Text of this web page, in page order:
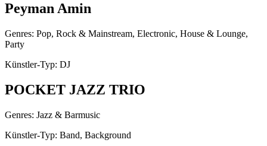
Peyman Amin
Genres: Pop, Rock & Mainstream, Electronic, House & Lounge,
Party
Künstler-Typ: DJ
POCKET JAZZ TRIO
Genres: Jazz & Barmusic
Künstler-Typ: Band, Background